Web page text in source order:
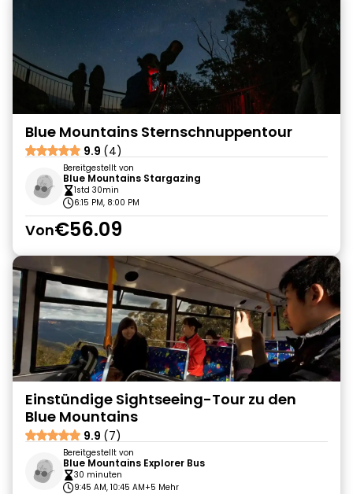
Blue Mountains Sternschnuppentour
9.9 (4)
Bereitgestellt von
Blue Mountains Stargazing
1std 30min
6:15 PM, 8:00 PM
Von€56.09
Einstündige Sightseeing-Tour zu den
Blue Mountains
9.9 (7)
Bereitgestellt von
Blue Mountains Explorer Bus
30 minuten
9:45 AM, 10:45 AM+5 Mehr